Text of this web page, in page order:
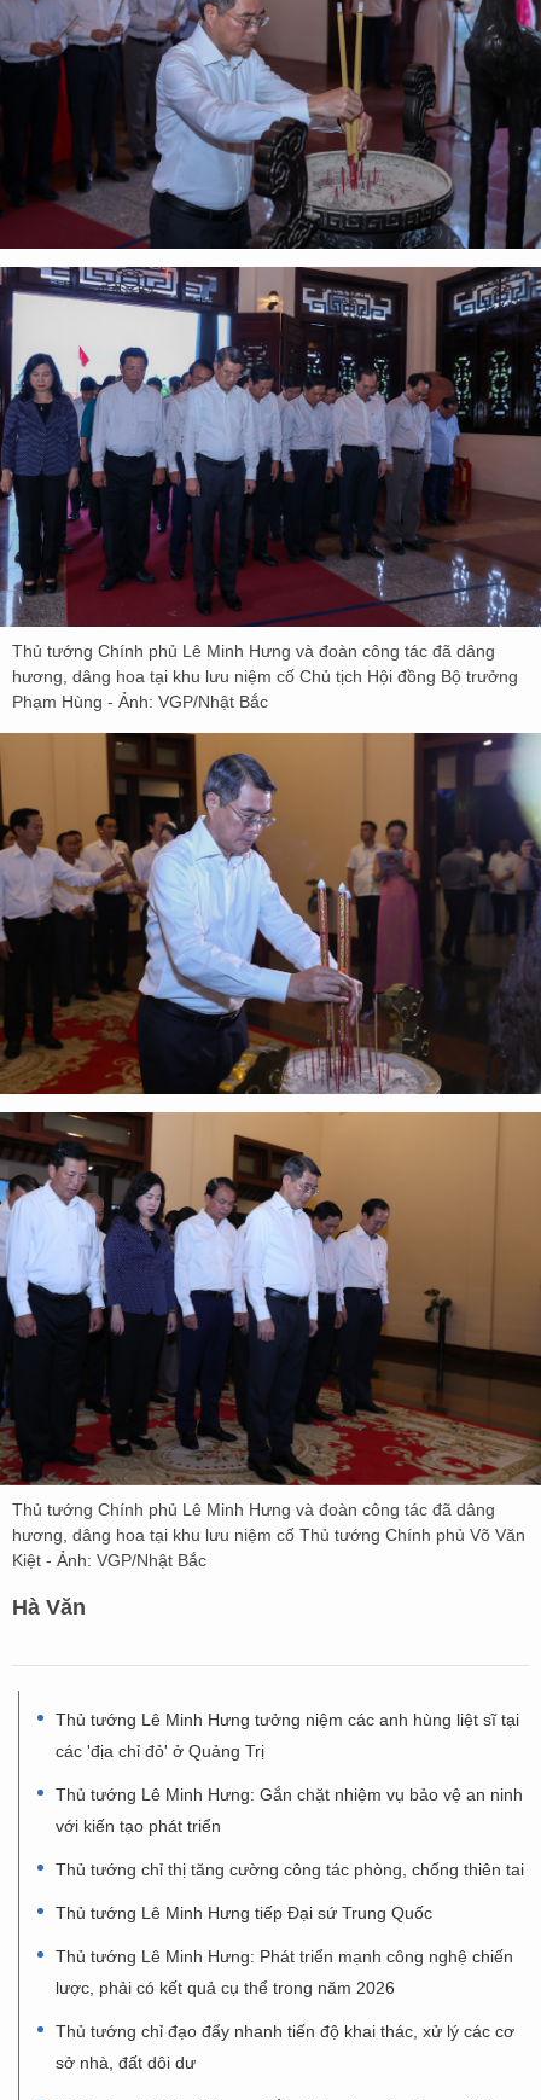
Thủ tướng Chính phủ Lê Minh Hưng và đoàn công tác đã dâng
hương, dâng hoa tại khu lưu niệm cố Chủ tịch Hội đồng Bộ trưởng
Phạm Hùng - Ảnh: VGP/Nhật Bắc
Thủ tướng Chính phủ Lê Minh Hưng và đoàn công tác đã dâng
hương, dâng hoa tại khu lưu niệm cố Thủ tướng Chính phủ Võ Văn
Kiệt - Ảnh: VGP/Nhật Bắc
Hà Văn
Thủ tướng Lê Minh Hưng tưởng niệm các anh hùng liệt sĩ tại
các 'địa chỉ đỏ' ở Quảng Trị
Thủ tướng Lê Minh Hưng: Gắn chặt nhiệm vụ bảo vệ an ninh
với kiến tạo phát triển
Thủ tướng chỉ thị tăng cường công tác phòng, chống thiên tai
Thủ tướng Lê Minh Hưng tiếp Đại sứ Trung Quốc
Thủ tướng Lê Minh Hưng: Phát triển mạnh công nghệ chiến
lược, phải có kết quả cụ thể trong năm 2026
Thủ tướng chỉ đạo đẩy nhanh tiến độ khai thác, xử lý các cơ
sở nhà, đất dôi dư